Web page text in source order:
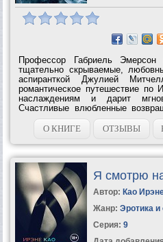
Профессор Габриель
тщательно скрываемые,
аспиранткой Джулией
романтическое путешествие по
наслаждениям и дарит
Счастливые влюбленные
испытания им приготовила
встречу с бывшей любовницей
О КНИГЕ ОТЗЫВЫ
Я смотрю
Автор: Као
Жанр: Эротика
Серия: 9